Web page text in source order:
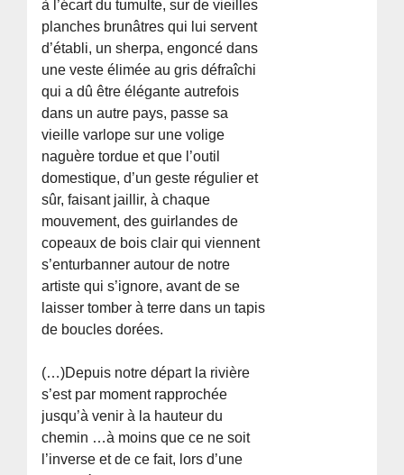
à l’écart du tumulte, sur de vieilles
planches brunâtres qui lui servent
d’établi, un sherpa, engoncé dans
une veste élimée au gris défraîchi
qui a dû être élégante autrefois
dans un autre pays, passe sa
vieille varlope sur une volige
naguère tordue et que l’outil
domestique, d’un geste régulier et
sûr, faisant jaillir, à chaque
mouvement, des guirlandes de
copeaux de bois clair qui viennent
s’enturbanner autour de notre
artiste qui s’ignore, avant de se
laisser tomber à terre dans un tapis
de boucles dorées.
(…)Depuis notre départ la rivière
s’est par moment rapprochée
jusqu’à venir à la hauteur du
chemin …à moins que ce ne soit
l’inverse et de ce fait, lors d’une